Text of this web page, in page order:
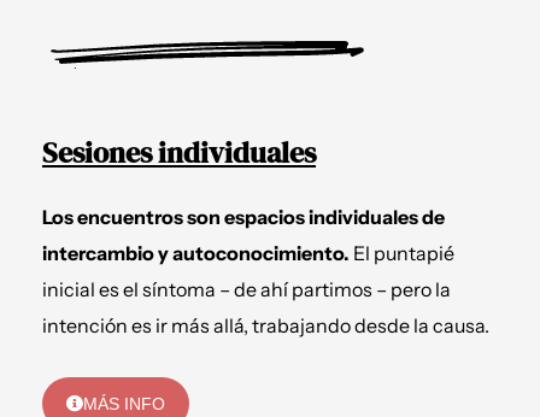
Sesiones individuales
Los encuentros son espacios individuales de
intercambio y autoconocimiento. El puntapié
inicial es el síntoma – de ahí partimos – pero la
intención es ir más allá, trabajando desde la causa.
MÁS INFO